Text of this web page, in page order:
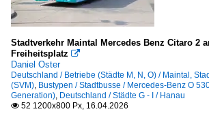
Stadtverkehr Maintal Mercedes Benz Citaro 2
Freiheitsplatz 
Daniel Oster
Deutschland / Betriebe (Städte M, N, O) / Maintal,
(SVM), Bustypen / Stadtbusse / Mercedes-Benz O
Generation), Deutschland / Städte G - I / Hanau
 52 1200x800 Px, 16.04.2026